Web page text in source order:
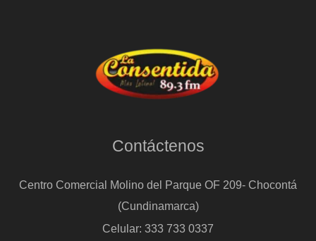
Contáctenos
Centro Comercial Molino del Parque OF 209- Chocontá
(Cundinamarca)
Celular: 333 733 0337